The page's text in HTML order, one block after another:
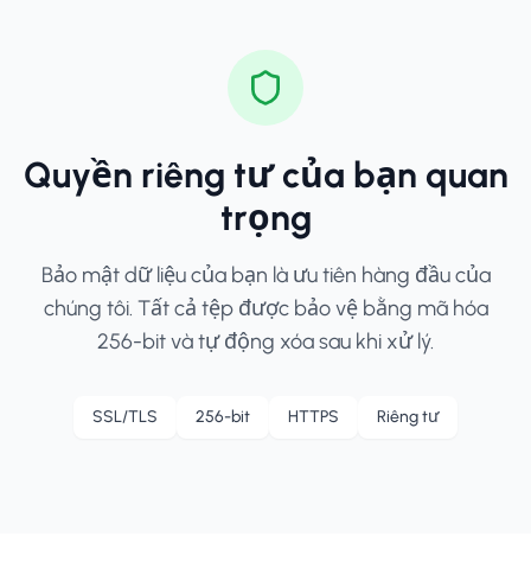
Quyền riêng tư của bạn quan
trọng
Bảo mật dữ liệu của bạn là ưu tiên hàng đầu của
chúng tôi. Tất cả tệp được bảo vệ bằng mã hóa
256-bit và tự động xóa sau khi xử lý.
SSL/TLS 256-bit HTTPS Riêng tư